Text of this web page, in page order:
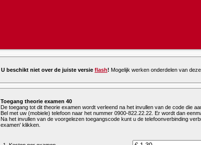
U beschikt niet over de juiste versie flash! Mogelijk werken onderdelen van
Toegang theorie examen 40
De toegang tot dit theorie examen wordt verleend na het invullen van de code die
Bel met uw (mobiele) telefoon naar het nummer 0900-822.22.22. Er wordt dan
Na het invullen van de voorgelezen toegangscode kunt u de telefoonverbinding
examen' klikken.